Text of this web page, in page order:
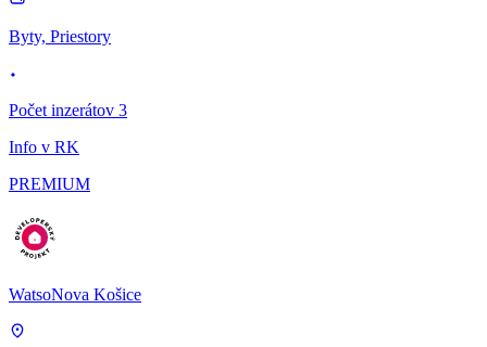
Byty, Priestory
Počet inzerátov 3
Info v RK
PREMIUM
WatsoNova Košice